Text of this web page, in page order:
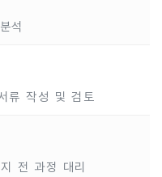
석
류 작성 및 검토
전 과정 대리